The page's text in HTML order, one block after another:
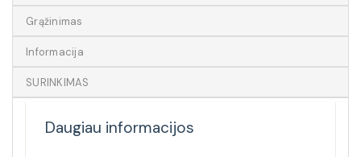
Grąžinimas
Informacija
SURINKIMAS
Daugiau informacijos